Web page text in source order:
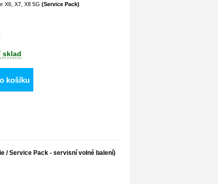
X6, X7, X8 5G (Service Pack)
sklad
košíku
/ Service Pack - servisní volné balení)